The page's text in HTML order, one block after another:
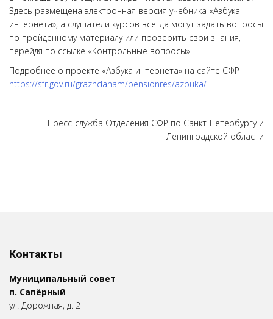
Здесь размещена электронная версия учебника «Азбука
интернета», а слушатели курсов всегда могут задать вопросы
по пройденному материалу или проверить свои знания,
перейдя по ссылке «Контрольные вопросы».
Подробнее о проекте «Азбука интернета» на сайте СФР
https://sfr.gov.ru/grazhdanam/pensionres/azbuka/
Пресс-служба Отделения СФР по Санкт-Петербургу и
Ленинградской области
Контакты
Муниципальный совет
п. Сапёрный
ул. Дорожная, д. 2